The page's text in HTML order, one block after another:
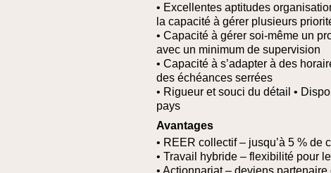
• Excellentes aptitudes
la capacité à gérer plusieurs
• Capacité à gérer soi-même un
avec un minimum de supervision
• Capacité à s’adapter à des
des échéances serrées
• Rigueur et souci du détail •
pays
Avantages
• REER collectif – jusqu’à 5 % de
• Travail hybride – flexibilité pour
• Actionnariat – deviens